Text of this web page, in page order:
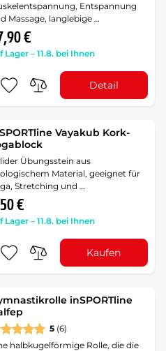
Entspannung
Massage, langlebige …
€
Lager – 11.8. bei Ihnen
Detail
Vayakub Kork-
Übungsstein aus
Material, geeignet für
Stretching und …
€
Lager – 11.8. bei Ihnen
Kaufen
inSPORTline
5 (6)
halbkugelförmige Rolle, die die